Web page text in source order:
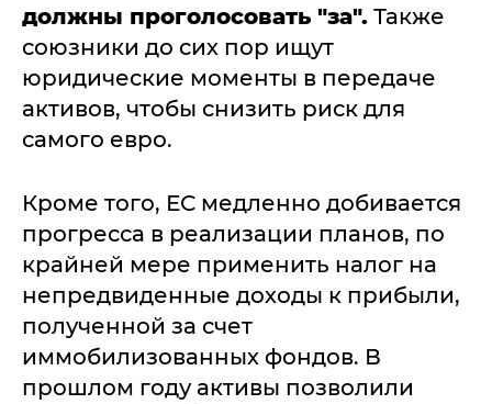
должны проголосовать "за". Также
союзники до сих пор ищут
юридические моменты в передаче
активов, чтобы снизить риск для
самого евро.
Кроме того, ЕС медленно добивается
прогресса в реализации планов, по
крайней мере применить налог на
непредвиденные доходы к прибыли,
полученной за счет
иммобилизованных фондов. В
прошлом году активы позволили